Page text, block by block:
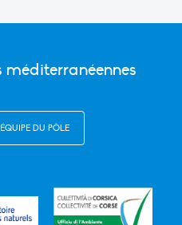
méditerranéennes
DU PÔLE